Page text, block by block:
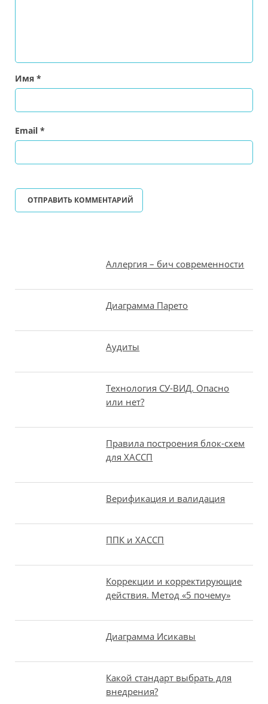
Аллергия – бич современности
Диаграмма Парето
Аудиты
Технология СУ-ВИД. Опасно
или нет?
Правила построения блок-схем
для ХАССП
Верификация и валидация
ППК и ХАССП
Коррекции и корректирующие
действия. Метод «5 почему»
Диаграмма Исикавы
Какой стандарт выбрать для
внедрения?
Имя *
Email *